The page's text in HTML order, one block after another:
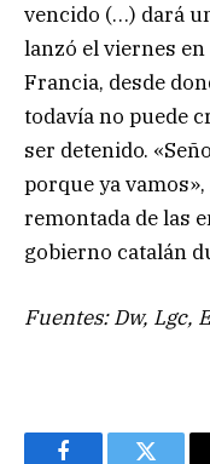
vencido (…) dará
lanzó el viernes
Francia, desde
todavía no puede
ser detenido.
porque ya
remontada de las
gobierno catalán
Fuentes: Dw, Lgc,